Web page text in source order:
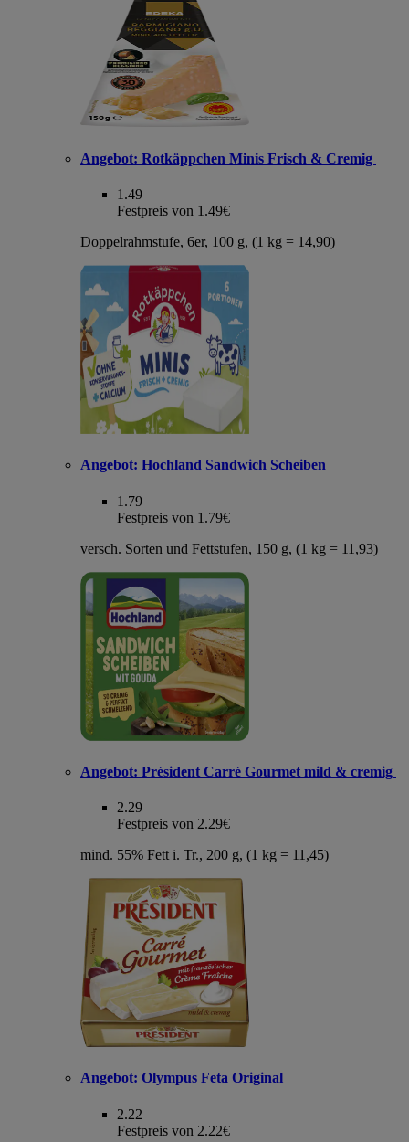
Angebot: Rotkäppchen Minis Frisch & Cremig
1.49
Festpreis von 1.49€
Doppelrahmstufe, 6er, 100 g, (1 kg = 14,90)
Angebot: Hochland Sandwich Scheiben
1.79
Festpreis von 1.79€
versch. Sorten und Fettstufen, 150 g, (1 kg = 11,93)
Angebot: Président Carré Gourmet mild & cremig
2.29
Festpreis von 2.29€
mind. 55% Fett i. Tr., 200 g, (1 kg = 11,45)
Angebot: Olympus Feta Original
2.22
Festpreis von 2.22€